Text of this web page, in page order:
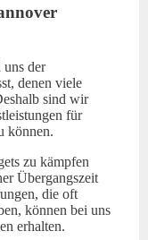
uns der
denen viele
sind wir
für
können.
zu kämpfen
Übergangszeit
die oft
können bei uns
erhalten.